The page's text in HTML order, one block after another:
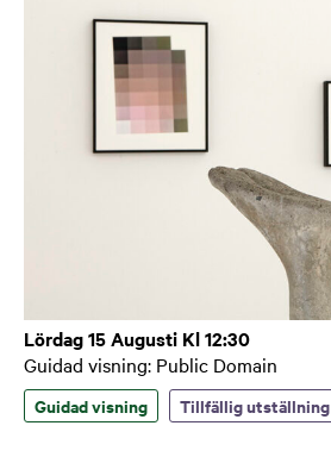
Lördag 15 Augusti Kl 12:30
Guidad visning: Public Domain
Guidad visning Tillfällig utställning